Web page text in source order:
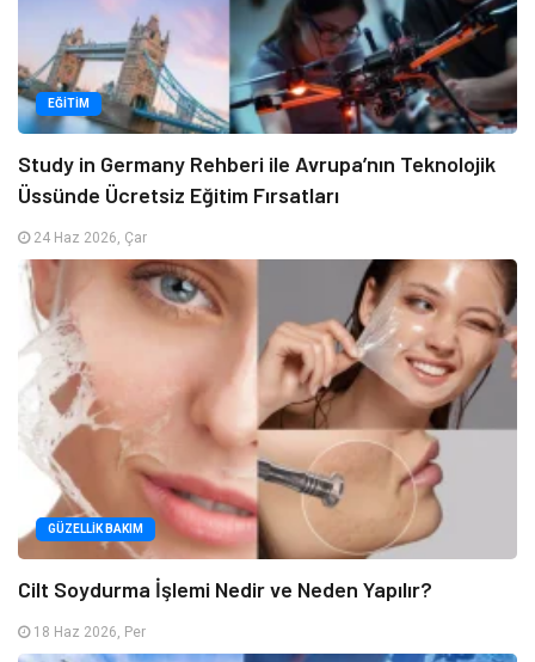
EĞITIM
Study in Germany Rehberi ile Avrupa’nın Teknolojik
Üssünde Ücretsiz Eğitim Fırsatları
24 Haz 2026, Çar
GÜZELLIK BAKIM
Cilt Soydurma İşlemi Nedir ve Neden Yapılır?
18 Haz 2026, Per